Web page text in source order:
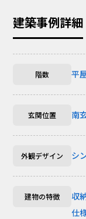
建築事例詳細
階数 平
玄関位置 南
外観デザイン シ
建物の特徴 収
仕